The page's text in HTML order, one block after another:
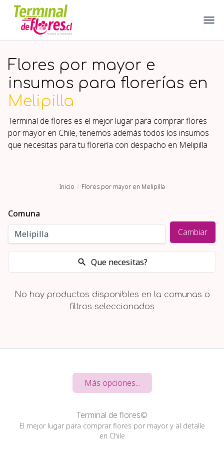
Flores por mayor e
insumos para florerías en
Melipilla
Terminal de flores es el mejor lugar para comprar flores
por mayor en Chile, tenemos además todos los insumos
que necesitas para tu florería con despacho en Melipilla
Inicio Flores por mayor en Melipilla
Comuna
Cambiar
Que necesitas?
No hay productos disponibles en la comunas o
filtros seleccionados
Más opciones...
Terminal de flores©
El mejor lugar para comprar flores por mayor y al detalle
en Chile